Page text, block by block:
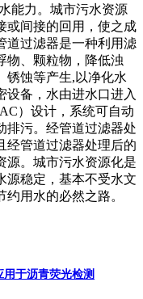
能力。城市污水资源
或间接的回用，使之成
道过滤器是一种利用滤
物、颗粒物，降低浊
锈蚀等产生,以净化水
设备，水由进水口进入
）设计，系统可自动
排污。经管道过滤器处
经管道过滤器处理后的
源。城市污水资源化是
源稳定，基本不受水文
用水的必然之路。
于沥青荧光检测